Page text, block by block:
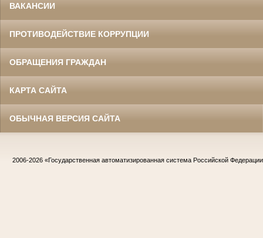
ВАКАНСИИ
ПРОТИВОДЕЙСТВИЕ КОРРУПЦИИ
ОБРАЩЕНИЯ ГРАЖДАН
КАРТА САЙТА
ОБЫЧНАЯ ВЕРСИЯ САЙТА
2006-2026 «Государственная автоматизированная система Российской